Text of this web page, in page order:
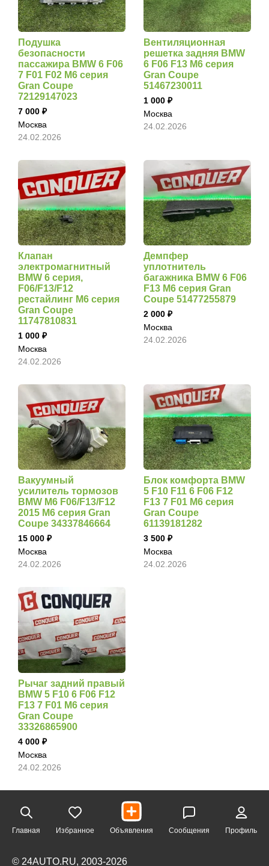
Подушка
безопасности
пассажира BMW 6 F06
7 F01 F02 M6 серия
Gran Coupe
72129147023
7 000
Москва
24.02.2026
Вентиляционная
решетка задняя BMW
6 F06 F13 M6 серия
Gran Coupe
51467230011
1 000
Москва
24.02.2026
Клапан
электромагнитный
BMW 6 серия,
F06/F13/F12
рестайлинг M6 серия
Gran Coupe
11747810831
1 000
Москва
24.02.2026
Демпфер
уплотнитель
багажника BMW 6 F06
F13 M6 серия Gran
Coupe 51477255879
2 000
Москва
24.02.2026
Вакуумный
усилитель тормозов
BMW M6 F06/F13/F12
2015 M6 серия Gran
Coupe 34337846664
15 000
Москва
24.02.2026
Блок комфорта BMW
5 F10 F11 6 F06 F12
F13 7 F01 M6 серия
Gran Coupe
61139181282
3 500
Москва
24.02.2026
Рычаг задний правый
BMW 5 F10 6 F06 F12
F13 7 F01 M6 серия
Gran Coupe
33326865900
4 000
Москва
24.02.2026
Главная Избранное Объявления Сообщения Профиль
© 24AUTO.RU, 2003-2026